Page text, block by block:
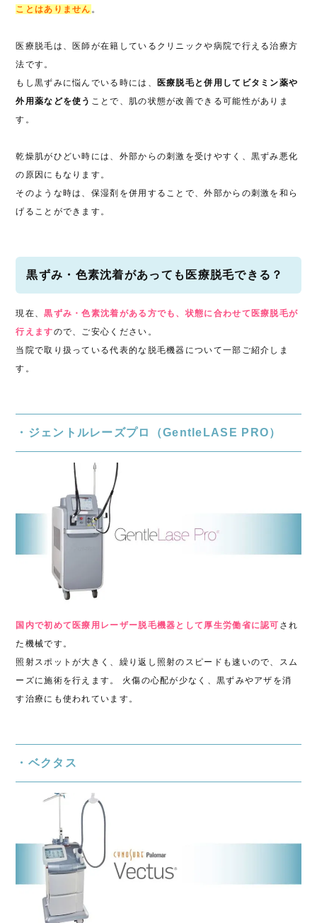
ことはありません 。
医療脱毛は、医師が在籍しているクリニックや病院で行える治療方
法です。
もし黒ずみに悩んでいる時には、
医療脱毛と併用してビタミン薬や
外用薬などを使う ことで、肌の状態が改善できる可能性がありま
す。
乾燥肌がひどい時には、外部からの刺激を受けやすく、黒ずみ悪化
の原因にもなります。
そのような時は、保湿剤を併用することで、外部からの刺激を和ら
げることができます。
黒ずみ・色素沈着があっても医療脱毛できる？
現在、黒ずみ・色素沈着がある方でも、状態に合わせて医療脱毛が
行えますので、ご安心ください。
当院で取り扱っている代表的な脱毛機器について一部ご紹介しま
す。
・ジェントルレーズプロ（GentleLASE PRO）
国内で初めて医療用レーザー脱毛機器として厚生労働省に認可 され
た機械です。
照射スポットが大きく、繰り返し照射のスピードも速いので、スム
ーズに施術を行えます。 火傷の心配が少なく、黒ずみやアザを消
す治療にも使われています。
・ベクタス